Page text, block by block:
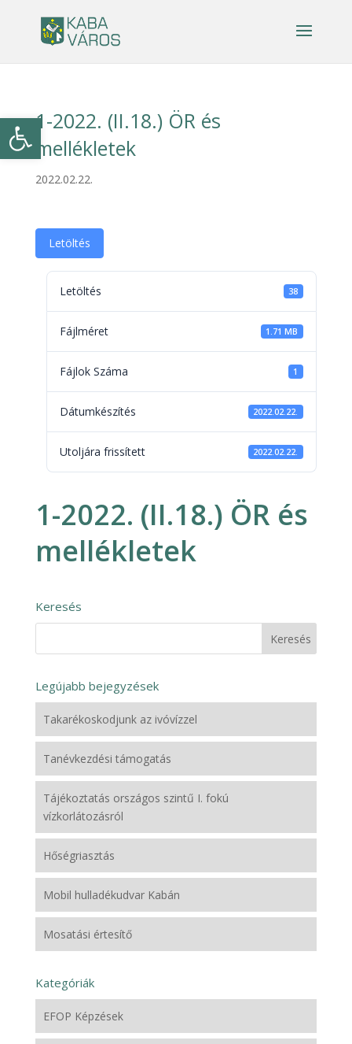
Eszköztár megnyitása
1-2022. (II.18.) ÖR és
mellékletek
2022.02.22.
Letöltés
Letöltés 38
Fájlméret 1.71 MB
Fájlok Száma 1
Dátumkészítés 2022.02.22.
Utoljára frissített 2022.02.22.
1-2022. (II.18.) ÖR és
mellékletek
Keresés
Legújabb bejegyzések
Takarékoskodjunk az ivóvízzel
Tanévkezdési támogatás
Tájékoztatás országos szintű I. fokú
vízkorlátozásról
Hőségriasztás
Mobil hulladékudvar Kabán
Mosatási értesítő
Kategóriák
EFOP Képzések